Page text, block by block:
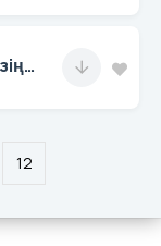
Ернар Айдар - Өзіңмен Бір Болсам
12